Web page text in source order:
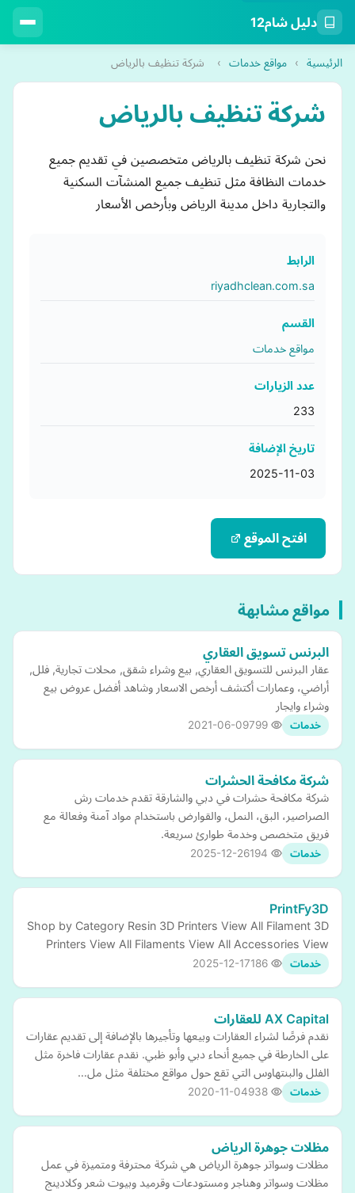
دليل شام12
الرئيسية › مواقع خدمات › شركة تنظيف بالرياض
شركة تنظيف بالرياض
نحن شركة تنظيف بالرياض متخصصين في تقديم جميع
خدمات النظافة مثل تنظيف جميع المنشآت السكنية
والتجارية داخل مدينة الرياض وبأرخص الأسعار
الرابط
riyadhclean.com.sa
القسم
مواقع خدمات
عدد الزيارات
233
تاريخ الإضافة
2025-11-03
افتح الموقع
مواقع مشابهة
البرنس تسويق العقاري
عقار البرنس للتسويق العقاري, بيع وشراء شقق, محلات تجارية, فلل,
أراضي، وعمارات أكتشف أرخص الاسعار وشاهد أفضل عروض بيع
وشراء وايجار
خدمات 2021-06-09
شركة مكافحة الحشرات
شركة مكافحة حشرات في دبي والشارقة تقدم خدمات رش
الصراصير، البق، النمل، والقوارض باستخدام مواد آمنة وفعالة مع
فريق متخصص وخدمة طوارئ سريعة.
خدمات 2025-12-26
PrintFy3D
Shop by Category Resin 3D Printers View All Filament 3D
Printers View All Filaments View All Accessories View
خدمات 2025-12-17
AX Capital للعقارات
نقدم فرصًا لشراء العقارات وبيعها وتأجيرها بالإضافة إلى تقديم عقارات
على الخارطة في جميع أنحاء دبي وأبو ظبي. نقدم عقارات فاخرة مثل
الفلل والبنتهاوس التي تقع حول مواقع مختلفة مثل مل…
خدمات 2020-11-04
مظلات جوهرة الرياض
مظلات وسواتر جوهرة الرياض هي شركة محترفة ومتميزة في عمل
مظلات وسواتر وهناجر ومستودعات وقرميد وبيوت شعر وكلادينج